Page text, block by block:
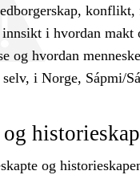
i hvordan
og hvordan
i Norge, Sápmi/
og